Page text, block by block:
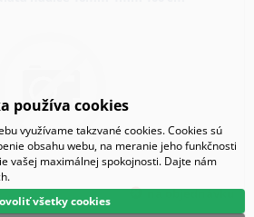
na objednávku
používa cookies
využívame takzvané cookies. Cookies sú
obsahu webu, na meranie jeho funkčnosti
vašej maximálnej spokojnosti. Dajte nám
Povoliť všetky cookies